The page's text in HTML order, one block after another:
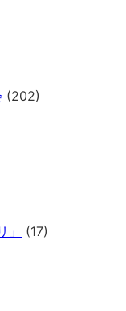
(202)
(17)